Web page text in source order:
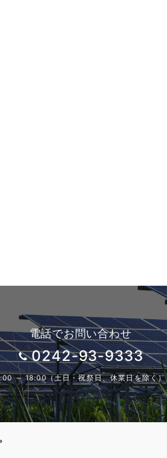
電話でお問い合わせ
0242-93-9333
～ 18:00（土日・祝祭日、休業日を除く）